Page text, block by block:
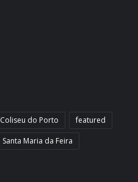
Coliseu do Porto
featured
Santa Maria da Feira